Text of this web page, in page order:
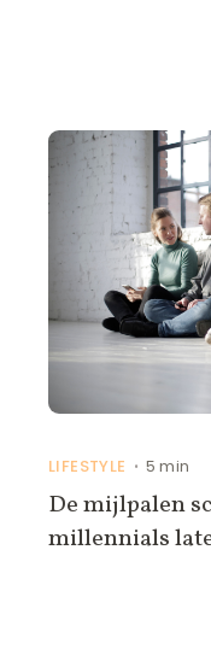
LIFESTYLE • 5 min
De mijlpalen
millennials